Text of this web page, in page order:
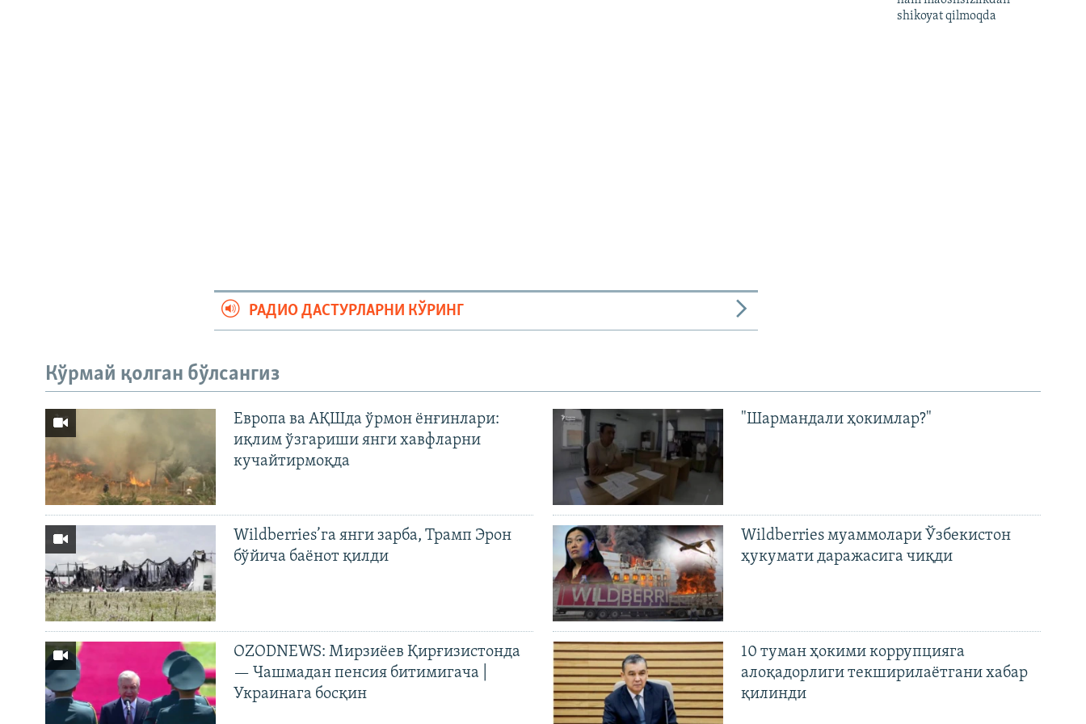
shikoyat qilmoqda
РАДИО ДАСТУРЛАРНИ КЎРИНГ
Кўрмай қолган бўлсангиз
Европа ва АҚШда ўрмон ёнғинлари:
иқлим ўзгариши янги хавфларни
кучайтирмоқда
Wildberries’га янги зарба, Трамп Эрон
бўйича баёнот қилди
OZODNEWS: Мирзиёев Қирғизистонда
— Чашмадан пенсия битимигача |
Украинага босқин
"Шармандали ҳокимлар?"
Wildberries муаммолари Ўзбекистон
ҳукумати даражасига чиқди
10 туман ҳокими коррупцияга
алоқадорлиги текширилаётгани хабар
қилинди